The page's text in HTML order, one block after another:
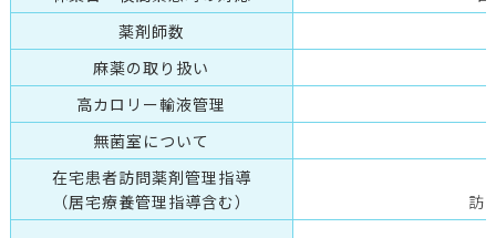
薬剤師数
麻薬の取り扱い
高カロリー輸液管理
無菌室について
在宅患者訪問薬剤管理指導
（居宅療養管理指導含む）
訪